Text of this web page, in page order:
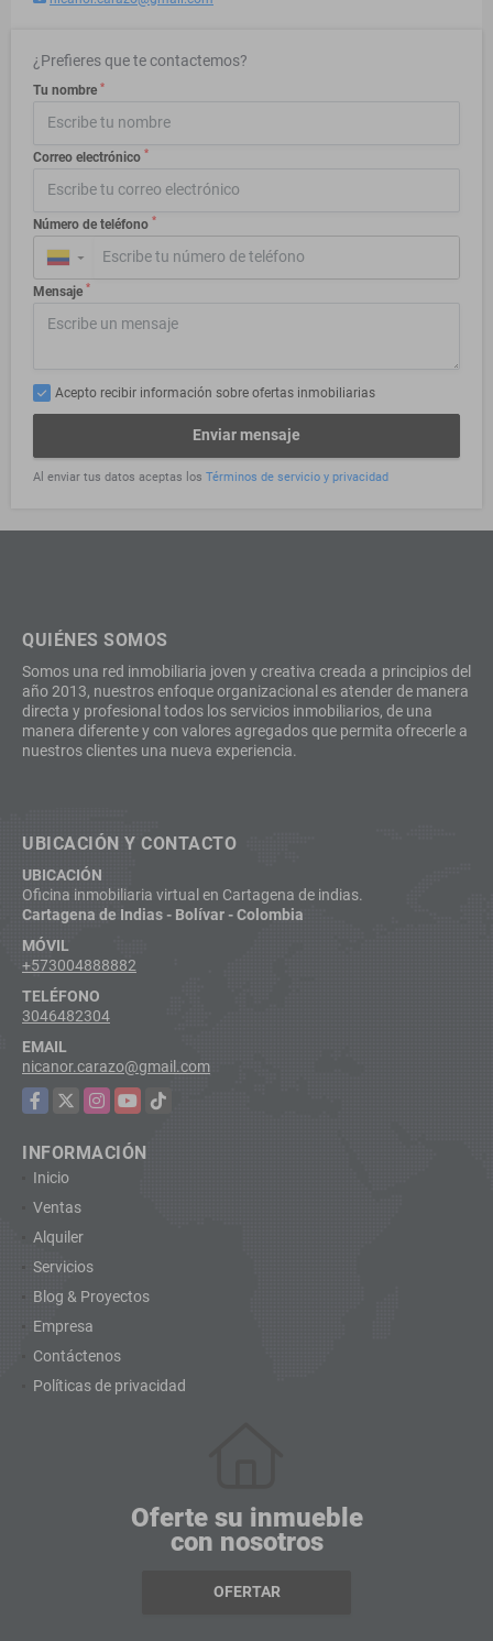
¿Prefieres que te contactemos?
Tu nombre *
Correo electrónico *
Número de teléfono *
▼
Mensaje *
Acepto recibir información sobre ofertas inmobiliarias
Enviar mensaje
Al enviar tus datos aceptas los Términos de servicio y privacidad
QUIÉNES SOMOS
Somos una red inmobiliaria joven y creativa creada a principios del
año 2013, nuestros enfoque organizacional es atender de manera
directa y profesional todos los servicios inmobiliarios, de una
manera diferente y con valores agregados que permita ofrecerle a
nuestros clientes una nueva experiencia.
UBICACIÓN Y CONTACTO
UBICACIÓN
Oficina inmobiliaria virtual en Cartagena de indias.
Cartagena de Indias - Bolívar - Colombia
MÓVIL
+573004888882
TELÉFONO
3046482304
EMAIL
nicanor.carazo@gmail.com
Facebook
X Instagram
YouTubeTikTok
INFORMACIÓN
Inicio
Ventas
Alquiler
Servicios
Blog & Proyectos
Empresa
Contáctenos
Políticas de privacidad
Oferte su inmueble
con nosotros
OFERTAR